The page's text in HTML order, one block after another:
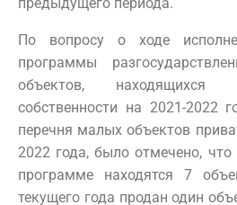
По вопросу о ходе
программы
объектов, находящихся
собственности на 2021-2022
перечня малых объектов
2022 года, было отмечено,
программе находятся 7
текущего года продан один